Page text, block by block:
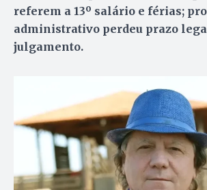
referem a 13º salário e férias;
administrativo perdeu prazo
julgamento.